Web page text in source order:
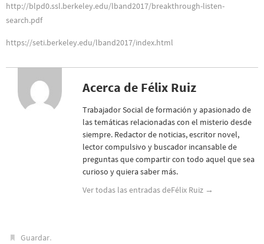
http://blpd0.ssl.berkeley.edu/lband2017/breakthrough-listen-
search.pdf
https://seti.berkeley.edu/lband2017/index.html
Acerca de Félix Ruiz
Trabajador Social de formación y apasionado de
las temáticas relacionadas con el misterio desde
siempre. Redactor de noticias, escritor novel,
lector compulsivo y buscador incansable de
preguntas que compartir con todo aquel que sea
curioso y quiera saber más.
Ver todas las entradas deFélix Ruiz →
Guardar.